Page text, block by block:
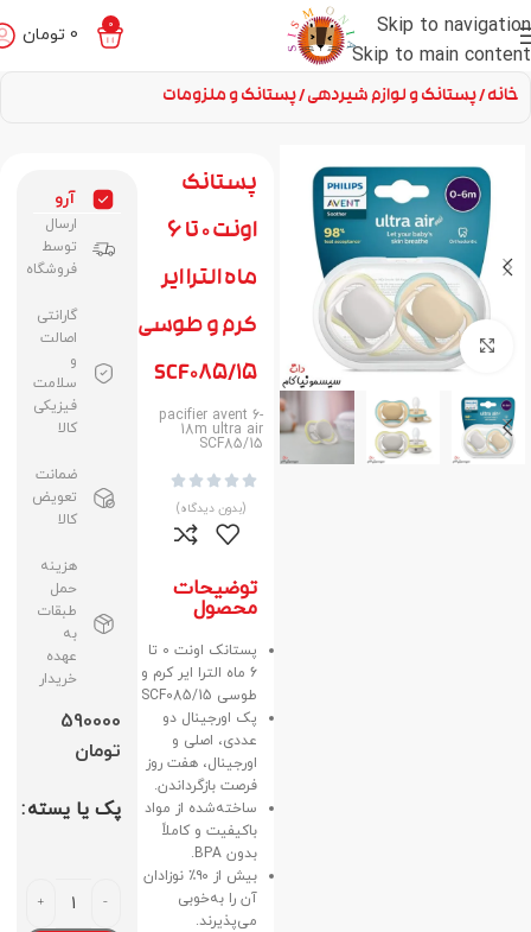
Skip to navigation
Skip to main content
0
0 تومان
خانه پستانک و لوازم شیردهی پستانک و ملزومات
برای بزرگنمایی کلیک کنید
پستانک
اونت 0 تا 6
ماه الترا ایر
کرم و طوسی
SCF085/15
pacifier avent 6-
18m ultra air
SCF85/15





(بدون دیدگاه)
توضیحات
محصول
پستانک اونت 0 تا
6 ماه الترا ایر کرم و
طوسی SCF085/15
پک اورجینال دو
عددی، اصلی و
اورجینال، هفت روز
فرصت بازگرداندن.
ساخته‌شده از مواد
باکیفیت و کاملاً
بدون BPA.
بیش از ۹۰٪ نوزادان
آن را به‌خوبی
می‌پذیرند.
آرو
ارسال
توسط
فروشگاه
گارانتی
اصالت
و
سلامت
فیزیکی
کالا
ضمانت
تعویض
کالا
هزینه
حمل
طبقات
به
عهده
خریدار
590000
تومان
پک یا یسته